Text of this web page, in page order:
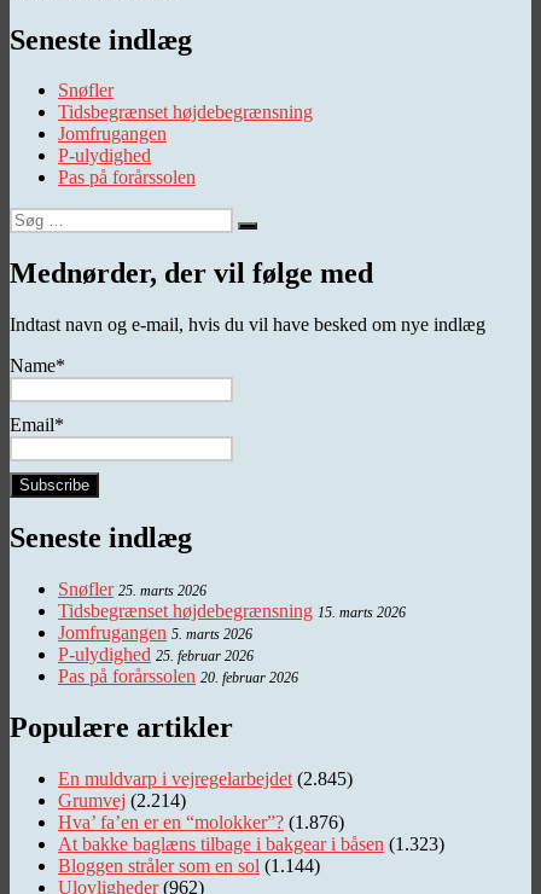
Seneste indlæg
Snøfler
Tidsbegrænset højdebegrænsning
Jomfrugangen
P-ulydighed
Pas på forårssolen
Søg
efter:
Søg
Mednørder, der vil følge med
Indtast navn og e-mail, hvis du vil have besked om nye indlæg
Name*
Email*
Seneste indlæg
Snøfler 25. marts 2026
Tidsbegrænset højdebegrænsning 15. marts 2026
Jomfrugangen 5. marts 2026
P-ulydighed 25. februar 2026
Pas på forårssolen 20. februar 2026
Populære artikler
En muldvarp i vejregelarbejdet (2.845)
Grumvej (2.214)
Hva’ fa’en er en “molokker”? (1.876)
At bakke baglæns tilbage i bakgear i båsen (1.323)
Bloggen stråler som en sol (1.144)
Ulovligheder (962)